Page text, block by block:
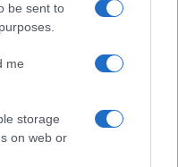
be sent to
me
storage
on web or